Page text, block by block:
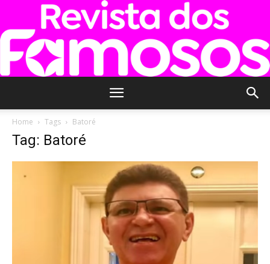
Famosos
Home Tags Batoré
Tag: Batoré